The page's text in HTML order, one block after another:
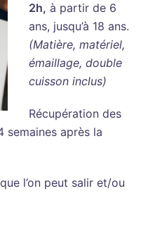
2h, à partir de 6
ans, jusqu’à 18 ans.
(Matière, matériel,
émaillage, double
cuisson inclus)
Récupération des
semaines après la
l’on peut salir et/ou